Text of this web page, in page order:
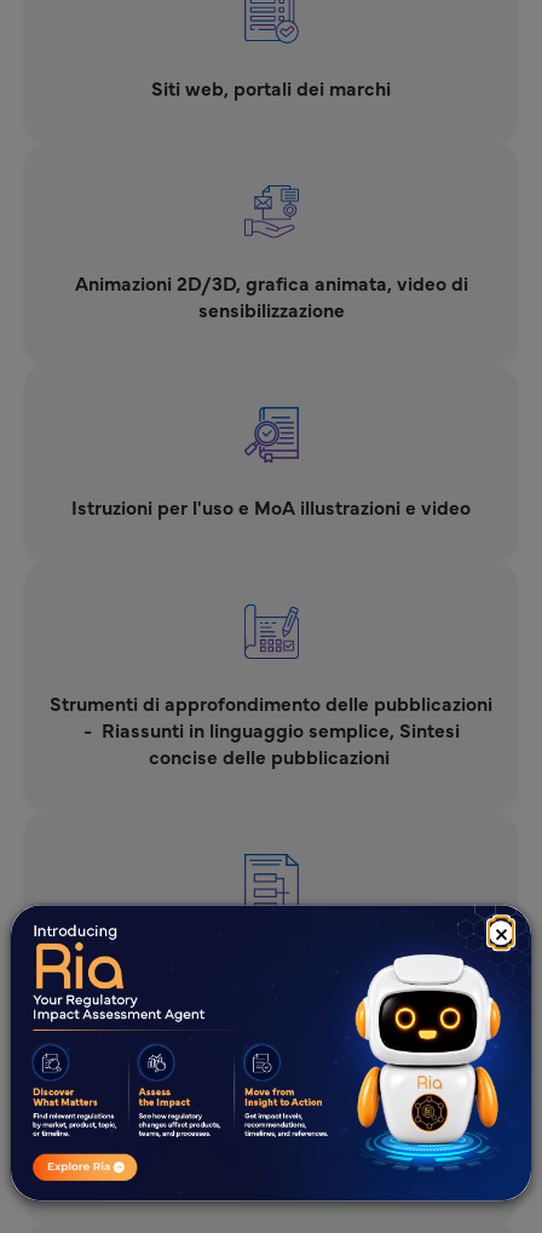
×
Siti web, portali dei marchi
Animazioni 2D/3D, grafica animata, video di
sensibilizzazione
Istruzioni per l'uso e MoA illustrazioni e video
Strumenti di approfondimento delle pubblicazioni
- ​ Riassunti in linguaggio semplice, Sintesi
concise delle pubblicazioni ​
Abstract visivi, abstract video, sintesi animate
Videocast, Podcast, Podcast di sintesi